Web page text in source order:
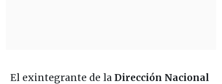
El exintegrante de la Dirección Nacional